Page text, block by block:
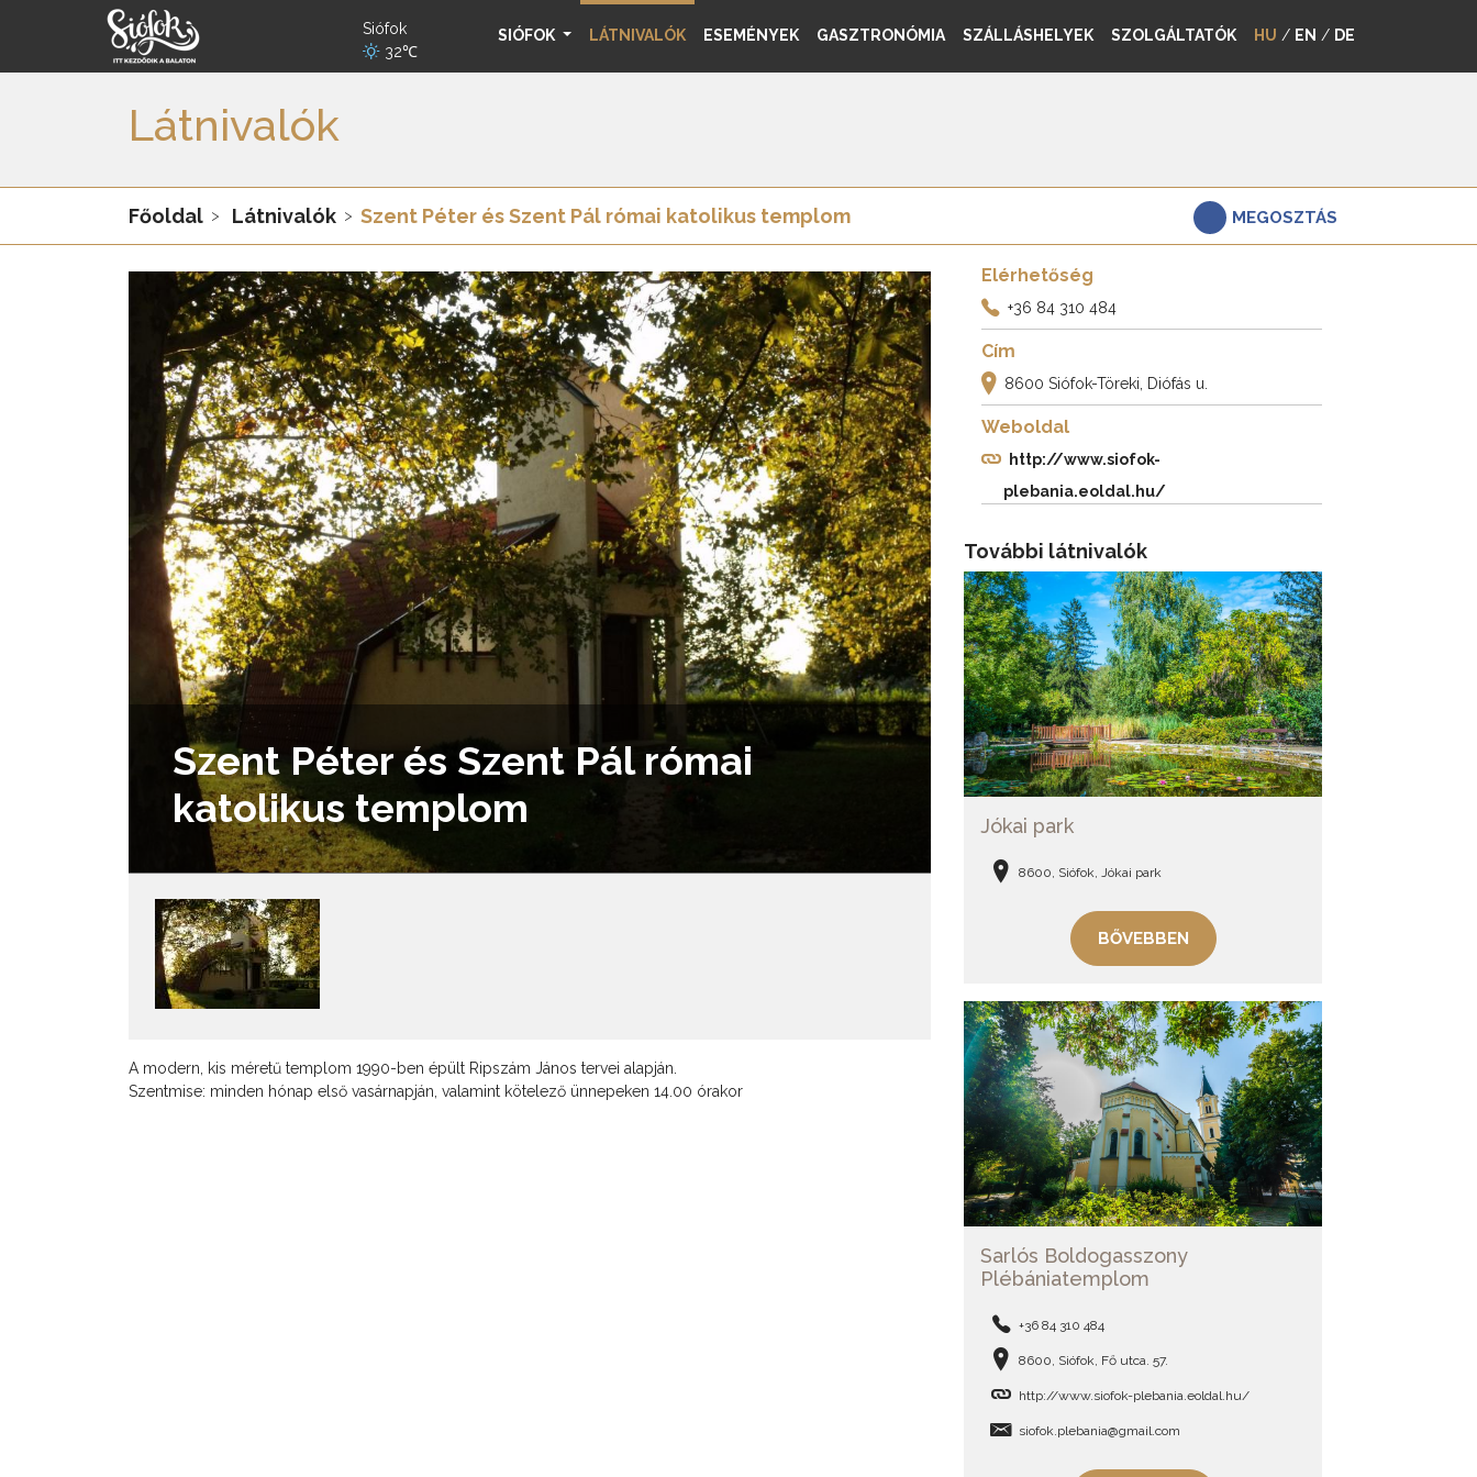
Siófok
32℃
SIÓFOK LÁTNIVALÓK ESEMÉNYEK GASZTRONÓMIA SZÁLLÁSHELYEK SZOLGÁLTATÓK HU / EN / DE
Látnivalók
Főoldal Látnivalók Szent Péter és Szent Pál római katolikus templom MEGOSZTÁS
Szent Péter és Szent Pál római
katolikus templom
A modern, kis méretű templom 1990-ben épült Ripszám János tervei alapján.
Szentmise: minden hónap első vasárnapján, valamint kötelező ünnepeken 14.00 órakor
Elérhetőség
+36 84 310 484
Cím
8600 Siófok-Töreki, Diófás u.
Weboldal
http://www.siofok-
plebania.eoldal.hu/
További látnivalók
Jókai park
8600, Siófok, Jókai park
BŐVEBBEN
Sarlós Boldogasszony
Plébániatemplom
+36 84 310 484
8600, Siófok, Fő utca. 57.
http://www.siofok-plebania.eoldal.hu/
siofok.plebania@gmail.com